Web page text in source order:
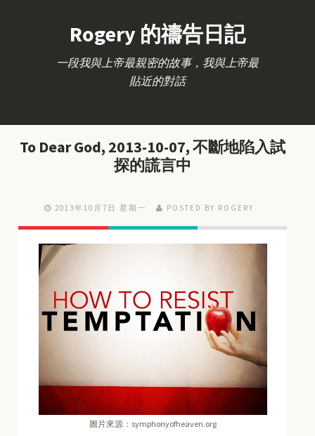
Rogery 的禱告日記
一段我與上帝最親密的故事，我與上帝最
貼近的對話
To Dear God, 2013-10-07, 不斷地陷入試
探的謊言中
2013年10月7日 星期一 POSTED BY ROGERY
圖片來源：symphonyofheaven.org